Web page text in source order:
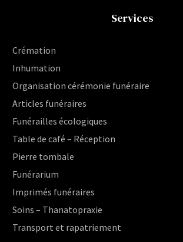
Services
Crémation
Inhumation
Organisation cérémonie funéraire
Articles funéraires
Funérailles écologiques
Table de café – Réception
Pierre tombale
Funérarium
Imprimés funéraires
Soins – Thanatopraxie
Transport et rapatriement